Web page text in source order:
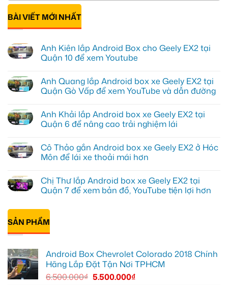
BÀI VIẾT MỚI NHẤT
Anh Kiên lắp Android Box cho Geely EX2 tại
Quận 10 để xem Youtube
bình
luận
ở
lắp
Android
Box
EX2
tại
Quận
xem
Youtube
Anh Quang lắp Android box xe Geely EX2 tại
Quận Gò Vấp để xem YouTube và dẫn đường
bình
luận
ở
lắp
Android
box
EX2
tại
Quận
Vấp
xem
YouTube
và
Anh Khải lắp Android box xe Geely EX2 tại
Quận 6 để nâng cao trải nghiệm lái
bình
luận
ở
lắp
Android
box
Geely
EX2
tại
Quận
6
cao
trải
nghiệm
Cô Thảo gắn Android box xe Geely EX2 ở Hóc
Môn để lái xe thoải mái hơn
bình
luận
ở
Thảo
gắn
Android
box
xe
Hóc
Môn
lái
Chị Thư lắp Android box xe Geely EX2 tại
Quận 7 để xem bản đồ, YouTube tiện lợi hơn
có
luận
ở
Chị
Android
box
Geely
EX2
SẢN PHẨM
Android Box Chevrolet Colorado 2018 Chính
Hãng Lắp Đặt Tận Nơi TPHCM
6.500.000₫ 5.500.000₫